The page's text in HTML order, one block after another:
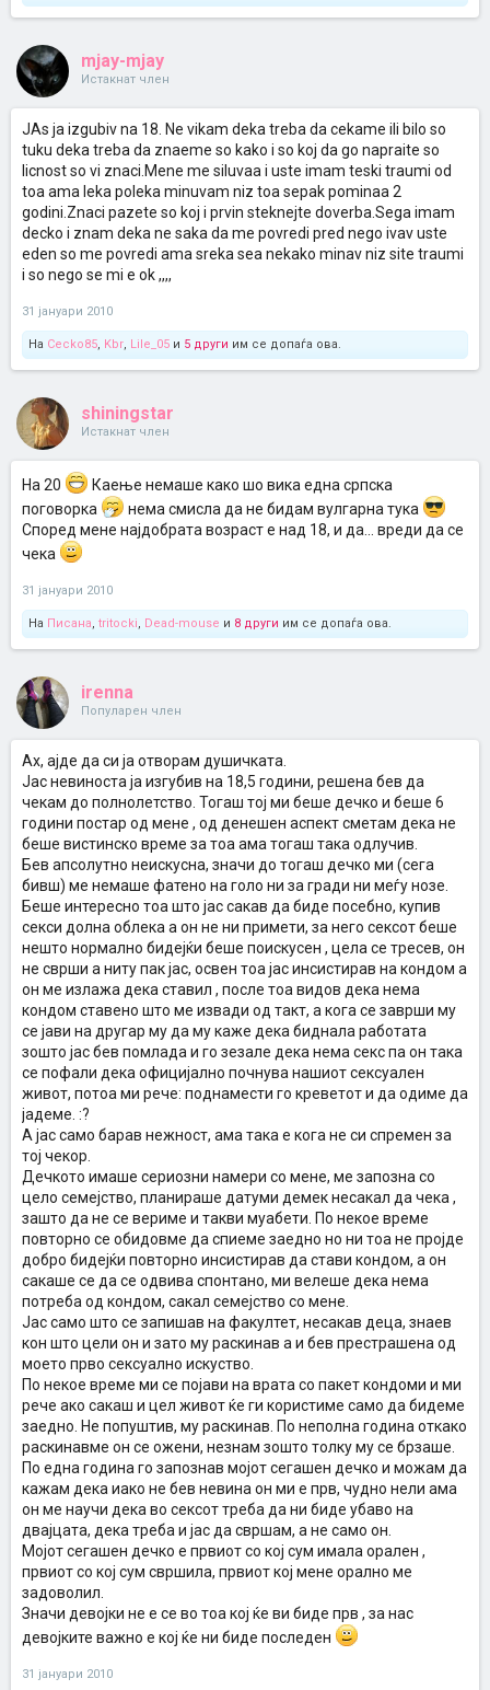
mjay-mjay
Истакнат член
JAs ja izgubiv na 18. Ne vikam deka treba da cekame ili bilo so
tuku deka treba da znaeme so kako i so koj da go napraite so
licnost so vi znaci.Mene me siluvaa i uste imam teski traumi od
toa ama leka poleka minuvam niz toa sepak pominaa 2
godini.Znaci pazete so koj i prvin steknejte doverba.Sega imam
decko i znam deka ne saka da me povredi pred nego ivav uste
eden so me povredi ama sreka sea nekako minav niz site traumi
i so nego se mi e ok ,,,,
31 јануари 2010
На Cecko85, Kbr, Lile_05 и 5 други им се допаѓа ова.
shiningstar
Истакнат член
На 20
Каење немаше како шо вика една српска
поговорка
нема смисла да не бидам вулгарна тука
Според мене најдобрата возраст е над 18, и да... вреди да се
чека
31 јануари 2010
На Писана, tritocki, Dead-mouse и 8 други им се допаѓа ова.
irenna
Популарен член
Ах, ајде да си ја отворам душичката.
Јас невиноста ја изгубив на 18,5 години, решена бев да
чекам до полнолетство. Тогаш тој ми беше дечко и беше 6
години постар од мене , од денешен аспект сметам дека не
беше вистинско време за тоа ама тогаш така одлучив.
Бев апсолутно неискусна, значи до тогаш дечко ми (сега
бивш) ме немаше фатено на голо ни за гради ни меѓу нозе.
Беше интересно тоа што јас сакав да биде посебно, купив
секси долна облека а он не ни примети, за него сексот беше
нешто нормално бидејќи беше поискусен , цела се тресев, он
не сврши а ниту пак јас, освен тоа јас инсистирав на кондом а
он ме излажа дека ставил , после тоа видов дека нема
кондом ставено што ме извади од такт, а кога се заврши му
се јави на другар му да му каже дека биднала работата
зошто јас бев помлада и го зезале дека нема секс па он така
се пофали дека официјално почнува нашиот сексуален
живот, потоа ми рече: поднамести го креветот и да одиме да
јадеме. :?
А јас само барав нежност, ама така е кога не си спремен за
тој чекор.
Дечкото имаше сериозни намери со мене, ме запозна со
цело семејство, планираше датуми демек несакал да чека ,
зашто да не се вериме и такви муабети. По некое време
повторно се обидовме да спиеме заедно но ни тоа не пројде
добро бидејќи повторно инсистирав да стави кондом, а он
сакаше се да се одвива спонтано, ми велеше дека нема
потреба од кондом, сакал семејство со мене.
Јас само што се запишав на факултет, несакав деца, знаев
кон што цели он и зато му раскинав а и бев престрашена од
моето прво сексуално искуство.
По некое време ми се појави на врата со пакет кондоми и ми
рече ако сакаш и цел живот ќе ги користиме само да бидеме
заедно. Не попуштив, му раскинав. По неполна година откако
раскинавме он се ожени, незнам зошто толку му се брзаше.
По една година го запознав мојот сегашен дечко и можам да
кажам дека иако не бев невина он ми е прв, чудно нели ама
он ме научи дека во сексот треба да ни биде убаво на
двајцата, дека треба и јас да свршам, а не само он.
Мојот сегашен дечко е првиот со кој сум имала орален ,
првиот со кој сум свршила, првиот кој мене орално ме
задоволил.
Значи девојки не е се во тоа кој ќе ви биде прв , за нас
девојките важно е кој ќе ни биде последен
31 јануари 2010